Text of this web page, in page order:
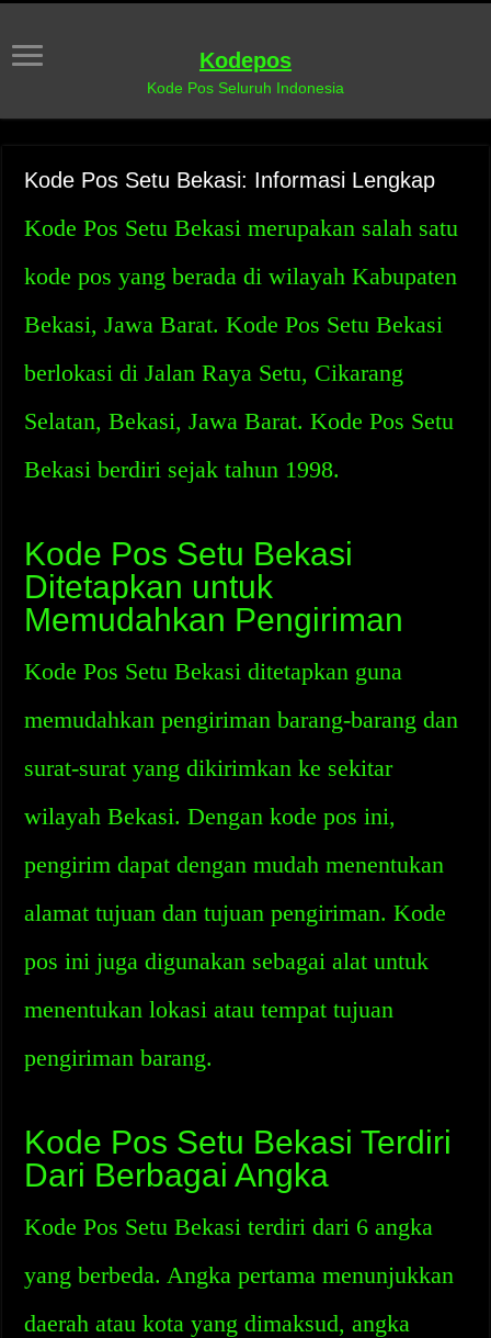
Kodepos
Kode Pos Seluruh Indonesia
Kode Pos Setu Bekasi: Informasi Lengkap
Kode Pos Setu Bekasi merupakan salah satu
kode pos yang berada di wilayah Kabupaten
Bekasi, Jawa Barat. Kode Pos Setu Bekasi
berlokasi di Jalan Raya Setu, Cikarang
Selatan, Bekasi, Jawa Barat. Kode Pos Setu
Bekasi berdiri sejak tahun 1998.
Kode Pos Setu Bekasi
Ditetapkan untuk
Memudahkan Pengiriman
Kode Pos Setu Bekasi ditetapkan guna
memudahkan pengiriman barang-barang dan
surat-surat yang dikirimkan ke sekitar
wilayah Bekasi. Dengan kode pos ini,
pengirim dapat dengan mudah menentukan
alamat tujuan dan tujuan pengiriman. Kode
pos ini juga digunakan sebagai alat untuk
menentukan lokasi atau tempat tujuan
pengiriman barang.
Kode Pos Setu Bekasi Terdiri
Dari Berbagai Angka
Kode Pos Setu Bekasi terdiri dari 6 angka
yang berbeda. Angka pertama menunjukkan
daerah atau kota yang dimaksud, angka